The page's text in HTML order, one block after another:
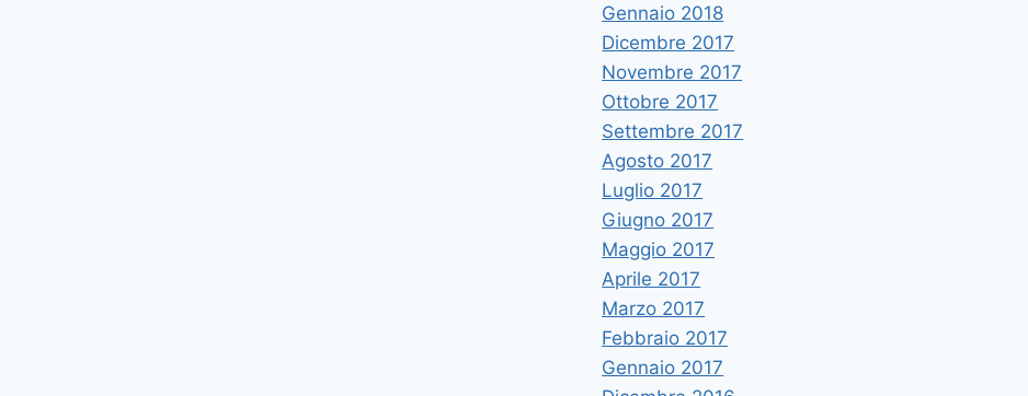
Gennaio 2018
Dicembre 2017
Novembre 2017
Ottobre 2017
Settembre 2017
Agosto 2017
Luglio 2017
Giugno 2017
Maggio 2017
Aprile 2017
Marzo 2017
Febbraio 2017
Gennaio 2017